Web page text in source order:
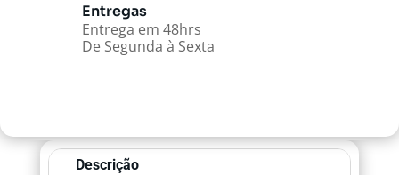
Entregas
Entrega em 48hrs
De Segunda à Sexta
Descrição